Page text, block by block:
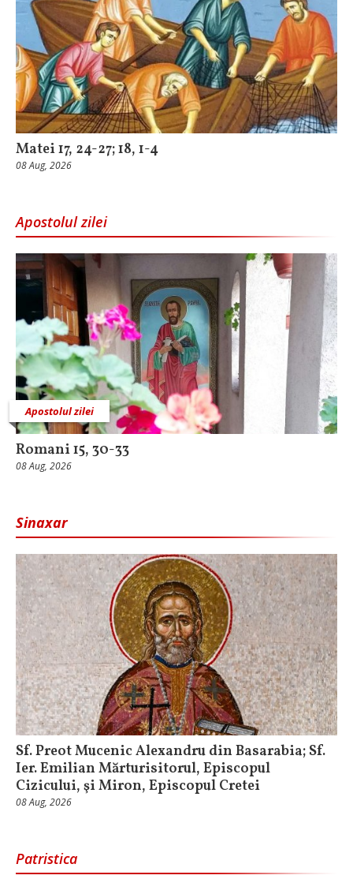
Matei 17, 24-27; 18, 1-4
08 Aug, 2026
Apostolul zilei
Apostolul zilei
Romani 15, 30-33
08 Aug, 2026
Sinaxar
Sf. Preot Mucenic Alexandru din Basarabia; Sf.
Ier. Emilian Mărturisitorul, Episcopul
Cizicului, şi Miron, Episcopul Cretei
08 Aug, 2026
Patristica